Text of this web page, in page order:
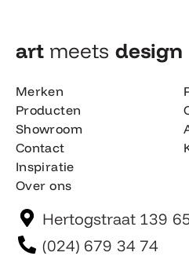
art meets design​
Merken
Producten
Showroom
Contact
Inspiratie
Over ons
Hertogstraat 139
(024) 679 34 74